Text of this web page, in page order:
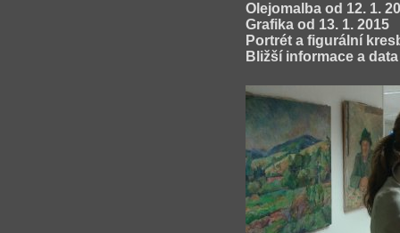
Olejomalba od 12. 1.
Grafika od 13. 1. 2015
Portrét a figurální
Bližší informace a